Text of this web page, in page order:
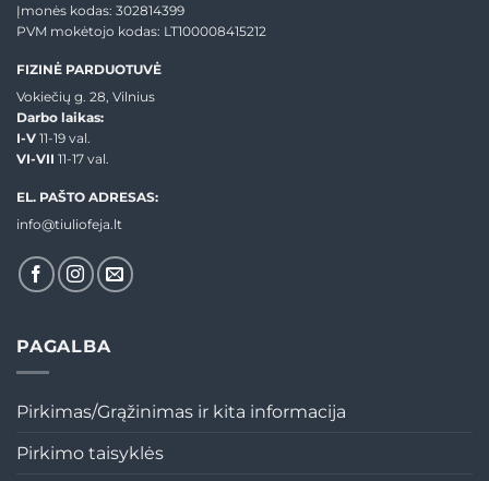
Įmonės kodas: 302814399
PVM mokėtojo kodas: LT100008415212
FIZINĖ PARDUOTUVĖ
Vokiečių g. 28, Vilnius
Darbo laikas:
I-V 11-19 val.
VI-VII 11-17 val.
EL. PAŠTO ADRESAS:
info@tiuliofeja.lt
PAGALBA
Pirkimas/Grąžinimas ir kita informacija
Pirkimo taisyklės